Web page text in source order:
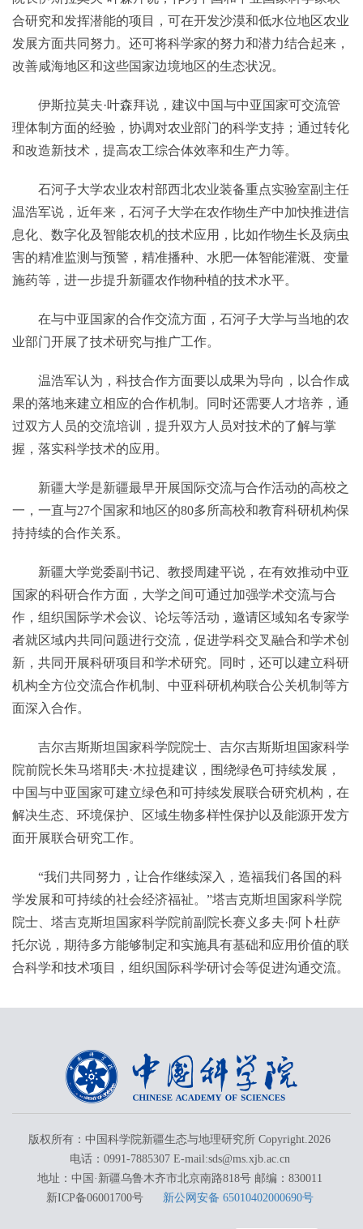
合研究和发挥潜能的项目，可在开发沙漠和低水位地区农业
发展方面共同努力。还可将科学家的努力和潜力结合起来，
改善咸海地区和这些国家边境地区的生态状况。
伊斯拉莫夫·叶森拜说，建议中国与中亚国家可交流管
理体制方面的经验，协调对农业部门的科学支持；通过转化
和改造新技术，提高农工综合体效率和生产力等。
石河子大学农业农村部西北农业装备重点实验室副主任
温浩军说，近年来，石河子大学在农作物生产中加快推进信
息化、数字化及智能农机的技术应用，比如作物生长及病虫
害的精准监测与预警，精准播种、水肥一体智能灌溉、变量
施药等，进一步提升新疆农作物种植的技术水平。
在与中亚国家的合作交流方面，石河子大学与当地的农
业部门开展了技术研究与推广工作。
温浩军认为，科技合作方面要以成果为导向，以合作成
果的落地来建立相应的合作机制。同时还需要人才培养，通
过双方人员的交流培训，提升双方人员对技术的了解与掌
握，落实科学技术的应用。
新疆大学是新疆最早开展国际交流与合作活动的高校之
一，一直与27个国家和地区的80多所高校和教育科研机构保
持持续的合作关系。
新疆大学党委副书记、教授周建平说，在有效推动中亚
国家的科研合作方面，大学之间可通过加强学术交流与合
作，组织国际学术会议、论坛等活动，邀请区域知名专家学
者就区域内共同问题进行交流，促进学科交叉融合和学术创
新，共同开展科研项目和学术研究。同时，还可以建立科研
机构全方位交流合作机制、中亚科研机构联合公关机制等方
面深入合作。
吉尔吉斯斯坦国家科学院院士、吉尔吉斯斯坦国家科学
院前院长朱马塔耶夫·木拉提建议，围绕绿色可持续发展，
中国与中亚国家可建立绿色和可持续发展联合研究机构，在
解决生态、环境保护、区域生物多样性保护以及能源开发方
面开展联合研究工作。
“我们共同努力，让合作继续深入，造福我们各国的科
学发展和可持续的社会经济福祉。”塔吉克斯坦国家科学院
院士、塔吉克斯坦国家科学院前副院长赛义多夫·阿卜杜萨
托尔说，期待多方能够制定和实施具有基础和应用价值的联
合科学和技术项目，组织国际科学研讨会等促进沟通交流。
版权所有：中国科学院新疆生态与地理研究所 Copyright.2026
电话：0991-7885307 E-mail:sds@ms.xjb.ac.cn
地址：中国·新疆乌鲁木齐市北京南路818号 邮编：830011
新ICP备06001700号 新公网安备 65010402000690号